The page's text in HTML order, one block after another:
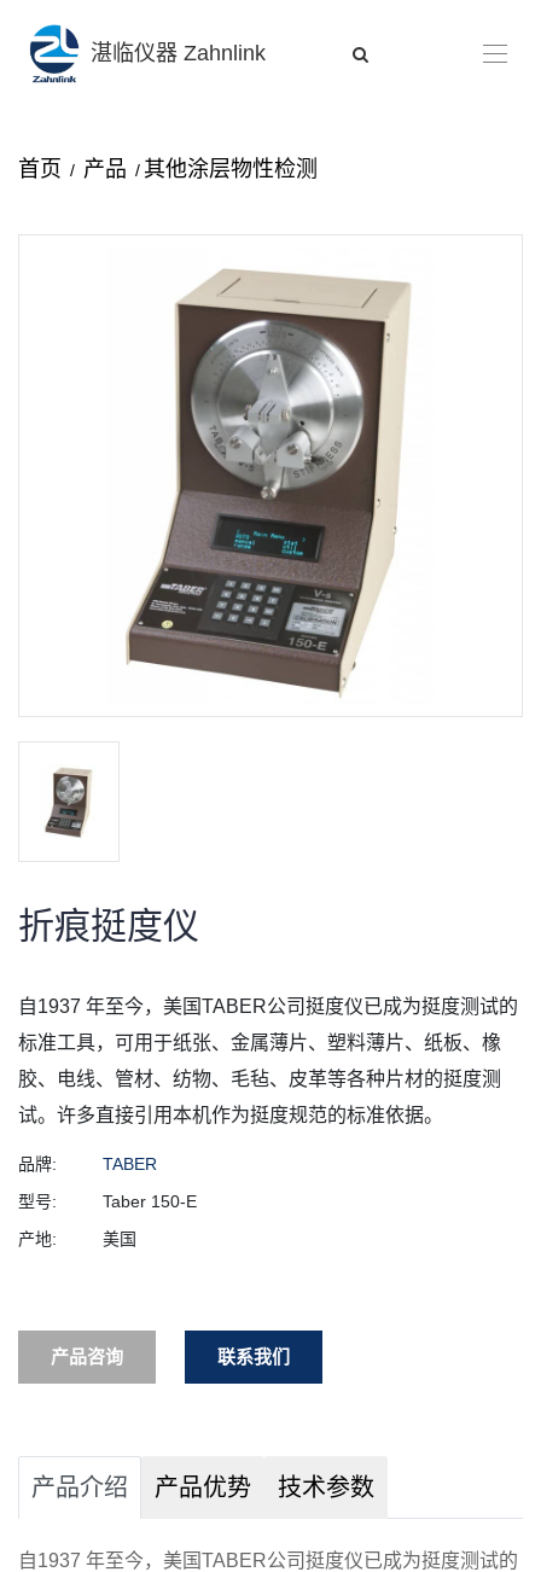
湛临仪器 Zahnlink
首页 产品 其他涂层物性检测
折痕挺度仪
自1937 年至今，美国TABER公司挺度仪已成为挺度测试的
标准工具，可用于纸张、金属薄片、塑料薄片、纸板、橡
胶、电线、管材、纺物、毛毡、皮革等各种片材的挺度测
试。许多直接引用本机作为挺度规范的标准依据。
品牌:
TABER
型号:
Taber 150-E
产地:
美国
产品咨询 联系我们
产品介绍 产品优势 技术参数
自1937 年至今，美国TABER公司挺度仪已成为挺度测试的